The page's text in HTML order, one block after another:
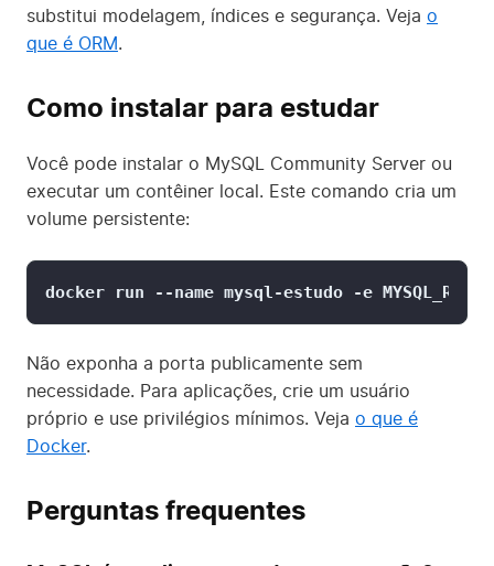
substitui modelagem, índices e segurança. Veja o
que é ORM.
Como instalar para estudar
Você pode instalar o MySQL Community Server ou
executar um contêiner local. Este comando cria um
volume persistente:
docker run --name mysql-estudo -e
Não exponha a porta publicamente sem
necessidade. Para aplicações, crie um usuário
próprio e use privilégios mínimos. Veja o que é
Docker.
Perguntas frequentes